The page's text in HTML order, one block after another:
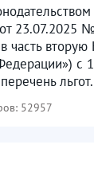
23.07.2025
часть вторую
с
52957